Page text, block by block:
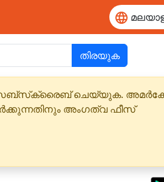
തിരയുക
സബ്‌സ്‌ക്രൈബ് ചെയ്യുക.
അംഗത്വ ഫീസ്